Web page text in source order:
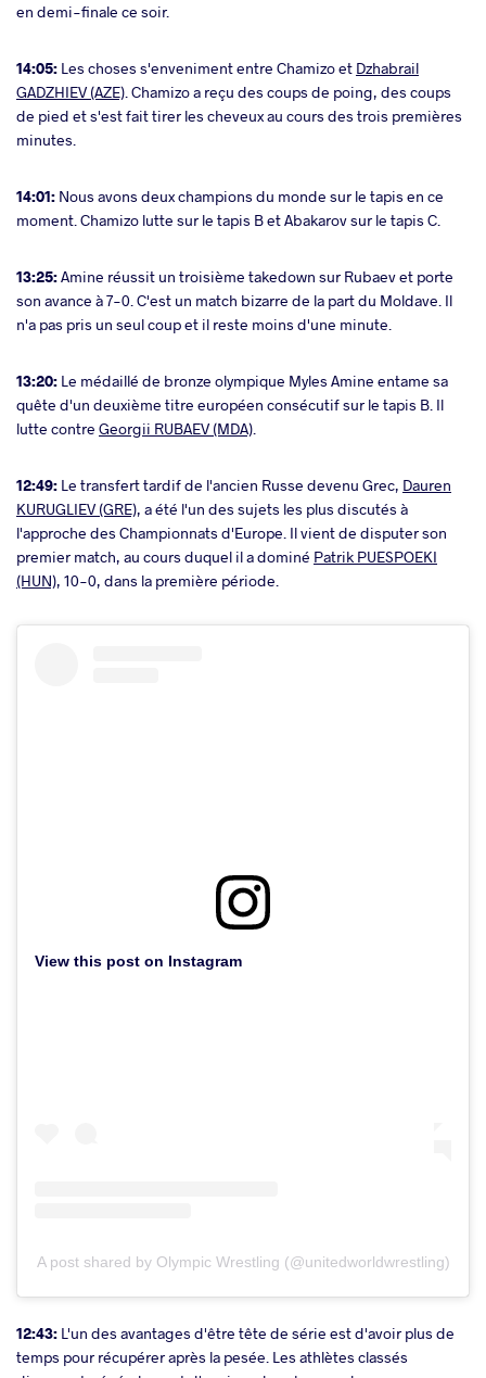
en demi-finale ce soir.
14:05: Les choses s'enveniment entre Chamizo et Dzhabrail
GADZHIEV (AZE). Chamizo a reçu des coups de poing, des coups
de pied et s'est fait tirer les cheveux au cours des trois premières
minutes.
14:01: Nous avons deux champions du monde sur le tapis en ce
moment. Chamizo lutte sur le tapis B et Abakarov sur le tapis C.
13:25:Amine réussit un troisième takedown sur Rubaev et porte
son avance à 7-0. C'est un match bizarre de la part du Moldave. Il
n'a pas pris un seul coup et il reste moins d'une minute.
13:20: Le médaillé de bronze olympique Myles Amine entame sa
quête d'un deuxième titre européen consécutif sur le tapis B. Il
lutte contre Georgii RUBAEV (MDA).
12:49: Le transfert tardif de l'ancien Russe devenu Grec, Dauren
KURUGLIEV (GRE), a été l'un des sujets les plus discutés à
l'approche des Championnats d'Europe. Il vient de disputer son
premier match, au cours duquel il a dominé​​​​​​​ Patrik PUESPOEKI
(HUN), 10-0, dans la première période.
View this post on Instagram
A post shared by Olympic Wrestling (@unitedworldwrestling)
12:43: L'un des avantages d'être tête de série est d'avoir plus de
temps pour récupérer après la pesée. Les athlètes classés